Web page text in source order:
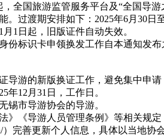
国旅游监管服务平台及“全国导游
。过渡期安排如下：2025年6月30日
1日起，旧版证件自动失效。
标识卡申领换发工作自本通知发布
游的新版换证工作，避免集中申请
12月31日，工作日。
市导游协会的导游。
《导游人员管理条例》等相关规定
）完善更新个人信息，具体以当地协